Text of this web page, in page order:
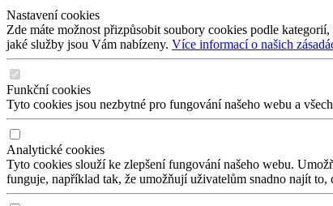
Nastavení cookies
Zde máte možnost přizpůsobit soubory cookies podle
jaké služby jsou Vám nabízeny. Více informací o našich
Funkční cookies
Tyto cookies jsou nezbytné pro fungování našeho webu a
Analytické cookies
Tyto cookies slouží ke zlepšení fungování našeho webu.
funguje, například tak, že umožňují uživatelům snadno najít